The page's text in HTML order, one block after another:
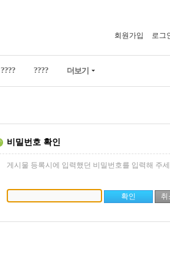
회원가입 로그
???? ???? 더보기
비밀번호 확인
게시물 등록시에 입력했던 비밀번호를 입력해 주